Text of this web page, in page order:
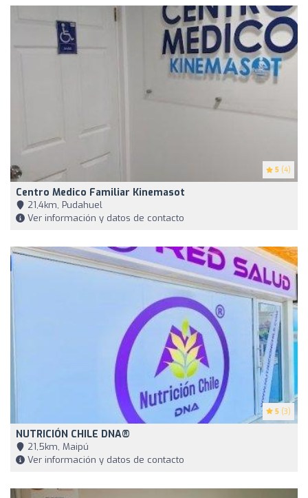
5 (4)
Centro Medico Familiar Kinemasot
21,4km, Pudahuel
Ver información y datos de contacto
5 (3)
NUTRICIÓN CHILE DNA®
21,5km, Maipú
Ver información y datos de contacto